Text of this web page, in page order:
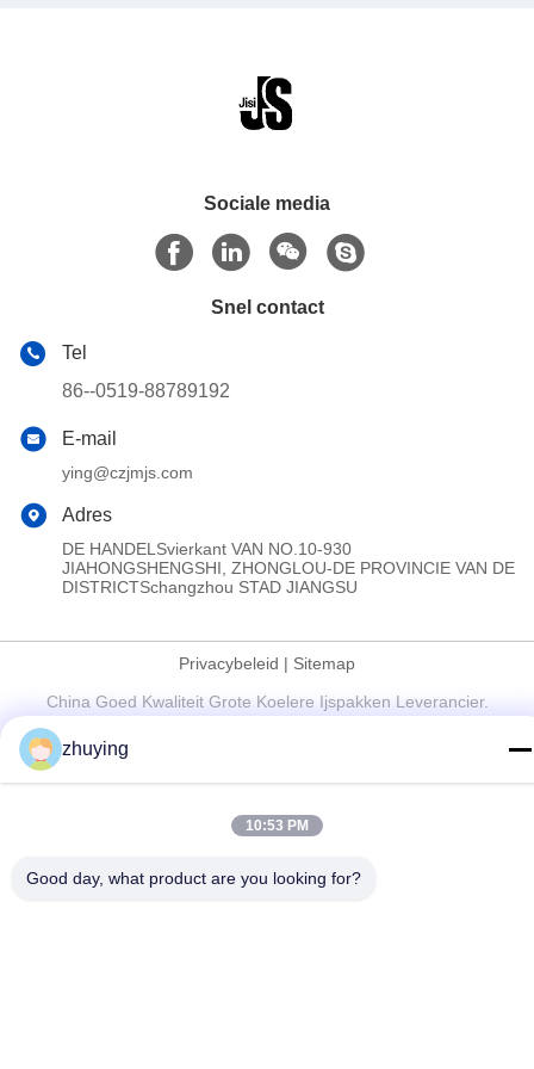
Sociale media
Snel contact
Tel
86--0519-88789192
E-mail
ying@czjmjs.com
Adres
DE HANDELSvierkant VAN NO.10-930
JIAHONGSHENGSHI, ZHONGLOU-DE PROVINCIE VAN DE
DISTRICTSchangzhou STAD JIANGSU
Privacybeleid | Sitemap
China Goed Kwaliteit Grote Koelere Ijspakken Leverancier.
Copyright © 2017-2026 Changzhou jisi cold chain technology
Co.,ltd Allemaal. Alle rechten voorbehouden.
zhuying
10:53 PM
Good day, what product are you looking for?